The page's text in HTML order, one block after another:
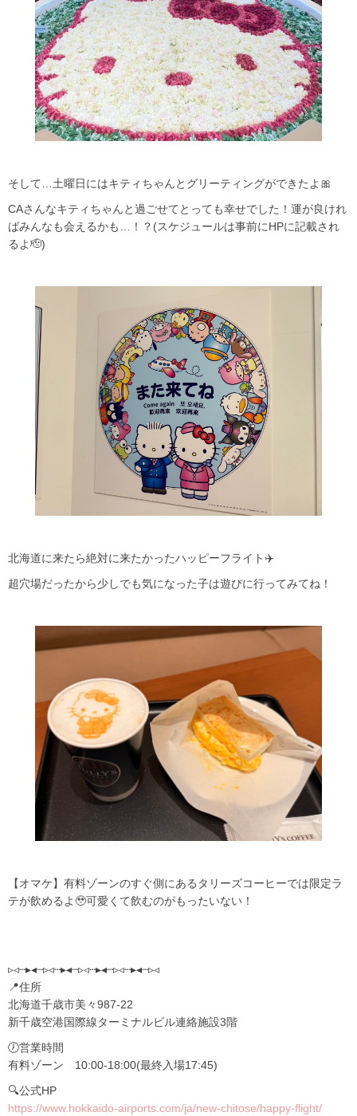
そして…土曜日にはキティちゃんとグリーティングができたよ🎀
CAさんなキティちゃんと過ごせてとっても幸せでした！運が良けれ
ばみんなも会えるかも…！？(スケジュールは事前にHPに記載され
るよ🫡)
北海道に来たら絶対に来たかったハッピーフライト✈️
超穴場だったから少しでも気になった子は遊びに行ってみてね！
【オマケ】有料ゾーンのすぐ側にあるタリーズコーヒーでは限定ラ
テが飲めるよ🥹可愛くて飲むのがもったいない！
▹◃┄▸◂┄▹◃┄▸◂┄▹◃┄▸◂┄▹◃┄▸◂┄▹◃
📍住所
北海道千歳市美々987-22
新千歳空港国際線ターミナルビル連絡施設3階
🕖営業時間
有料ゾーン 10:00-18:00(最終入場17:45)
🔍公式HP
https://www.hokkaido-airports.com/ja/new-chitose/happy-flight/